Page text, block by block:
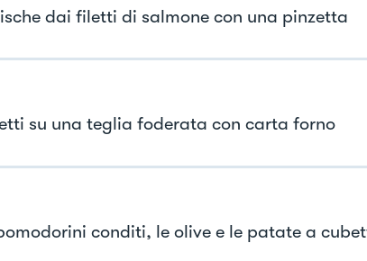
dai filetti di salmone con una pinzetta
su una teglia foderata con carta forno
conditi, le olive e le patate a